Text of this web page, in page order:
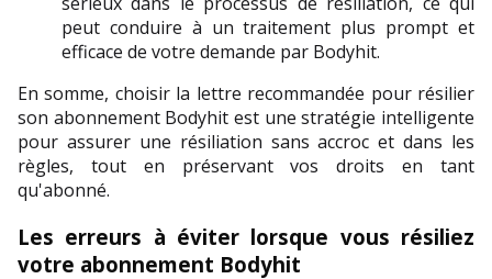
peut conduire à un traitement plus prompt et
efficace de votre demande par Bodyhit.
En somme, choisir la lettre recommandée pour résilier
son abonnement Bodyhit est une stratégie intelligente
pour assurer une résiliation sans accroc et dans les
règles, tout en préservant vos droits en tant
qu'abonné.
Les erreurs à éviter lorsque vous résiliez
votre abonnement Bodyhit